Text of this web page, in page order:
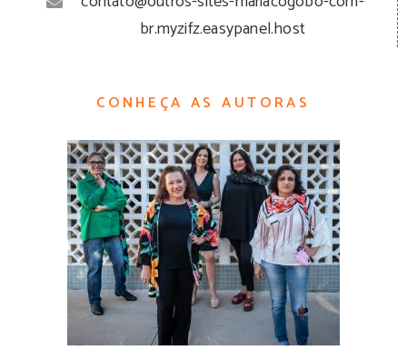
br.myzifz.easypanel.host
CONHEÇA AS AUTORAS